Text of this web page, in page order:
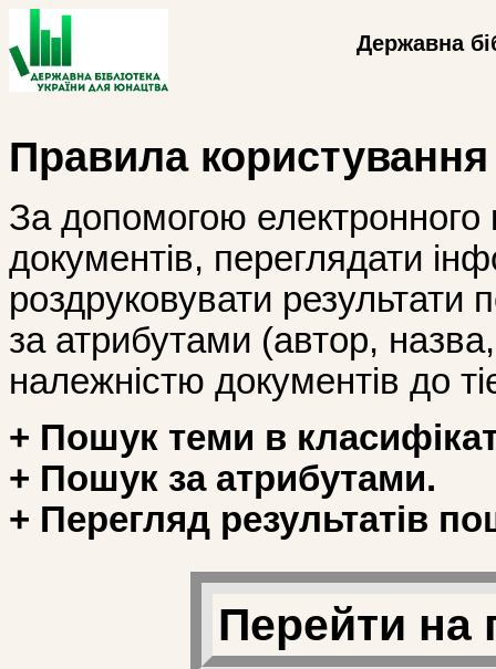
Державна
Правила
За допомогою
документів, переглядати
роздруковувати
за атрибутами (автор, назва,
належністю документів до
+ Пошук теми в
+ Пошук за атрибутами.
+ Перегляд результатів
Перейти на